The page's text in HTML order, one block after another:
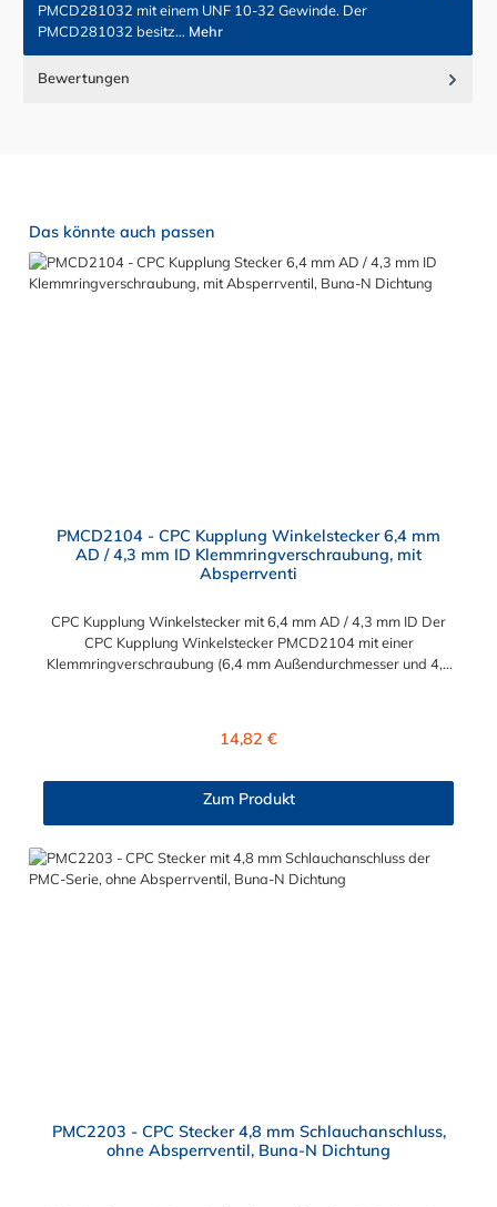
PMCD281032 mit einem UNF 10-32 Gewinde. Der
PMCD281032 besitz… Mehr
Bewertungen
Produktgalerie überspringen
Das könnte auch passen
PMCD2104 - CPC Kupplung Winkelstecker 6,4 mm
AD / 4,3 mm ID Klemmringverschraubung, mit
Absperrventi
CPC Kupplung Winkelstecker mit 6,4 mm AD / 4,3 mm ID Der
CPC Kupplung Winkelstecker PMCD2104 mit einer
Klemmringverschraubung (6,4 mm Außendurchmesser und 4,3
mit dem O-Ring, hat ein Maß von ≈ 7,9 mm. Sie können diesen
MC- Serie kombinieren.
Regulärer Preis:
14,82 €
Zum Produkt
PMC2203 - CPC Stecker 4,8 mm Schlauchanschluss,
ohne Absperrventil, Buna-N Dichtung